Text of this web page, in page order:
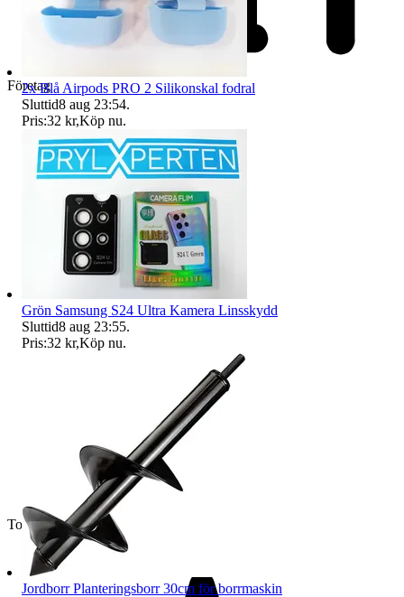
Företag
Toppsäljare
2x Blå Airpods PRO 2 Silikonskal fodral
Sluttid8 aug 23:54.
Pris:32 kr,Köp nu.
Grön Samsung S24 Ultra Kamera Linsskydd
Sluttid8 aug 23:55.
Pris:32 kr,Köp nu.
Jordborr Planteringsborr 30cm för borrmaskin